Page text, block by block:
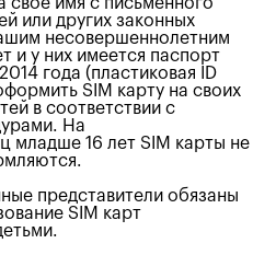
или других законных
несовершеннолетним
и у них имеется паспорт
года (пластиковая ID
SIM карту на своих
в соответствии с
На
младше 16 лет SIM карты не
представители обязаны
SIM карт